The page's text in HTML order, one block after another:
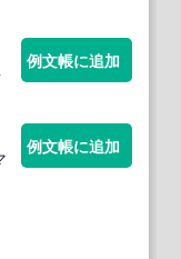
例文帳に追加
例文帳に追加